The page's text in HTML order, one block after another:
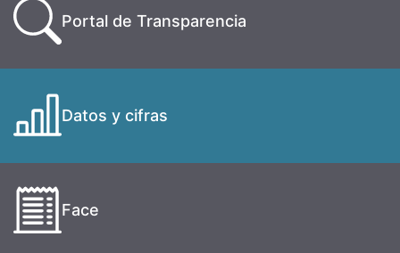
Portal de Transparencia
Datos y cifras
Face